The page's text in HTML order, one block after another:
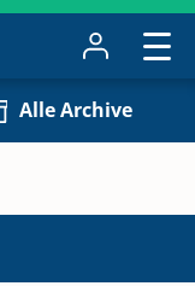
Alle Archive